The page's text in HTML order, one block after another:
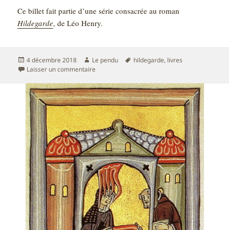
Ce billet fait partie d’une série consacrée au roman
Hildegarde, de Léo Henry.
Publié
le
4 décembre 2018 Auteur
Le pendu
Mots-
hildegarde, livres
Laisser un commentairesur Lire Hildegarde – Livre VII – Le légendaire